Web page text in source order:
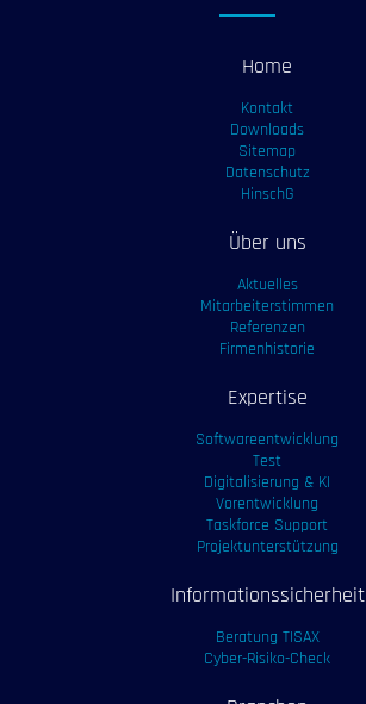
Home
Kontakt
Downloads
Sitemap
Datenschutz
HinschG
Über uns
Aktuelles
Mitarbeiterstimmen
Referenzen
Firmenhistorie
Expertise
Softwareentwicklung
Test
Digitalisierung & KI
Vorentwicklung
Taskforce Support
Projektunterstützung
Informationssicherheit
Beratung TISAX
Cyber-Risiko-Check